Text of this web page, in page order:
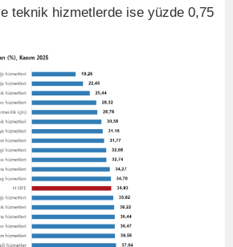
teknik hizmetlerde ise yüzde 0,75